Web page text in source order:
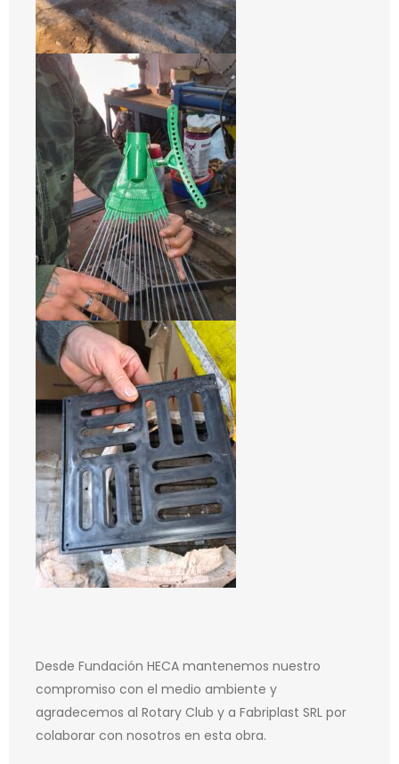
Desde Fundación HECA mantenemos nuestro
compromiso con el medio ambiente y
agradecemos al Rotary Club y a Fabriplast SRL por
colaborar con nosotros en esta obra.